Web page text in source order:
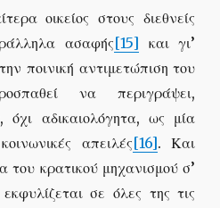
οικείος στους διεθνείς
ασαφής[15] και γι’
ποινική αντιμετώπιση του
να περιγράψει,
όχι αδικαιολόγητα, ως μία
απειλές[16]. Και
του κρατικού μηχανισμού σ’
σε όλες της τις